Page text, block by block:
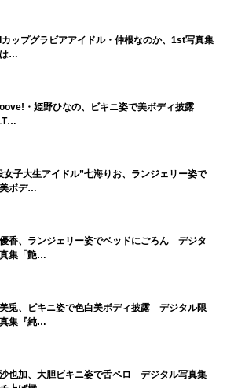
カップグラビアアイドル・仲根なのか、1st写真集
は…
・姫野ひなの、ビキニ姿で美ボディ披露
女子大生アイドル”七海りお、ランジェリー姿で
ボデ…
香、ランジェリー姿でベッドにごろん デジタ
集「艶…
兎、ビキニ姿で色白美ボディ披露 デジタル限
集『純…
也加、大胆ビキニ姿で舌ペロ デジタル写真集